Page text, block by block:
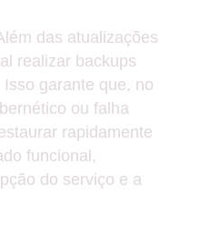
das atualizações
realizar backups
garante que, no
ou falha
rapidamente
funcional,
do serviço e a